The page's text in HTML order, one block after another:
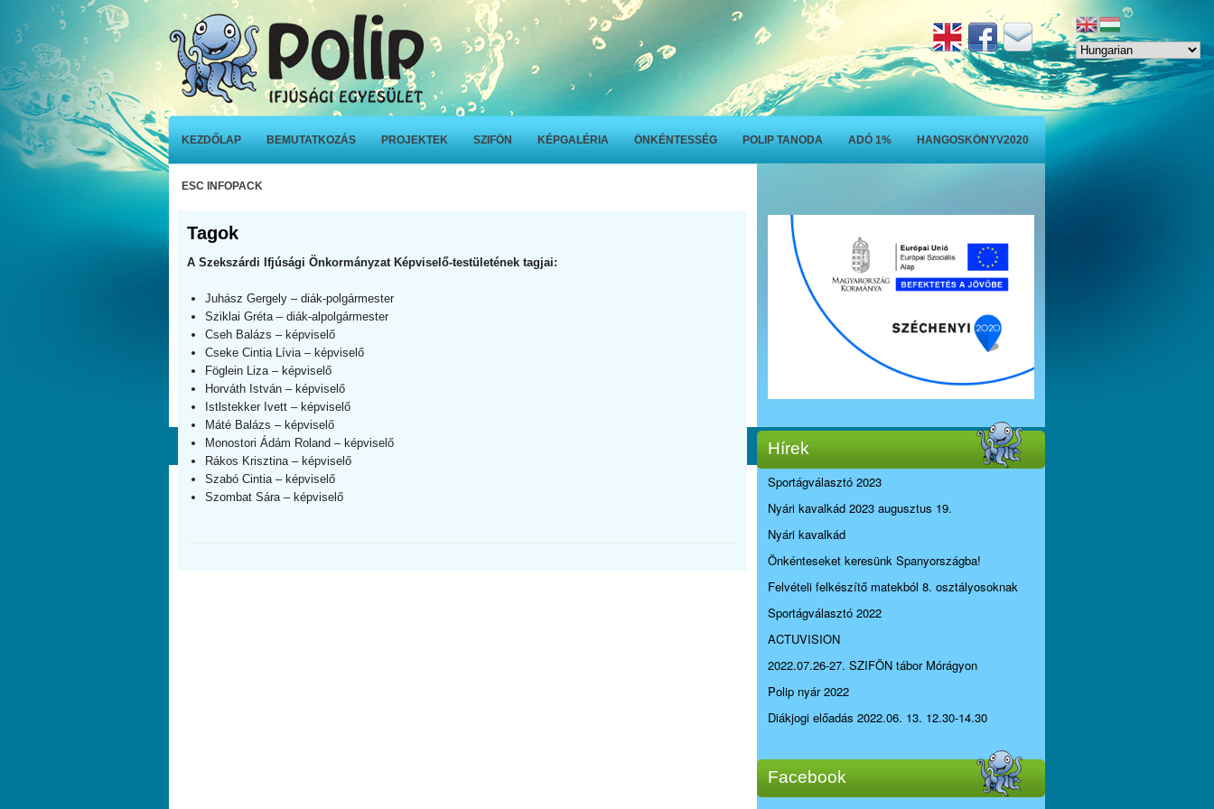
KEZDŐLAP BEMUTATKOZÁS PROJEKTEK SZIFÖN KÉPGALÉRIA ÖNKÉNTESSÉG POLIP TANODA ADÓ 1% HANGOSKÖNYV2020
ESC INFOPACK
Tagok
A Szekszárdi Ifjúsági Önkormányzat Képviselő-testületének tagjai:
Juhász Gergely – diák-polgármester
Sziklai Gréta – diák-alpolgármester
Cseh Balázs – képviselő
Cseke Cintia Lívia – képviselő
Föglein Liza – képviselő
Horváth István – képviselő
Istlstekker Ivett – képviselő
Máté Balázs – képviselő
Monostori Ádám Roland – képviselő
Rákos Krisztina – képviselő
Szabó Cintia – képviselő
Szombat Sára – képviselő
Hírek
Sportágválasztó 2023
Nyári kavalkád 2023 augusztus 19.
Nyári kavalkád
Önkénteseket keresünk Spanyországba!
Felvételi felkészítő matekból 8. osztályosoknak
Sportágválasztó 2022
ACTUVISION
2022.07.26-27. SZIFÖN tábor Mórágyon
Polip nyár 2022
Diákjogi előadás 2022.06. 13. 12.30-14.30
Facebook